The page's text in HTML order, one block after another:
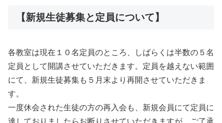
【新規生徒募集と定員について】
各教室は現在１０名定員のところ、しばらくは半数の５名
定員として開講させていただきます。定員を越えない範囲
にて、新規生徒募集も５月末より再開させていただきま
す。
一度休会された生徒の方の再入会も、新規会員にて定員に
達しておりましたらお断りさせていただきますが、ご了承